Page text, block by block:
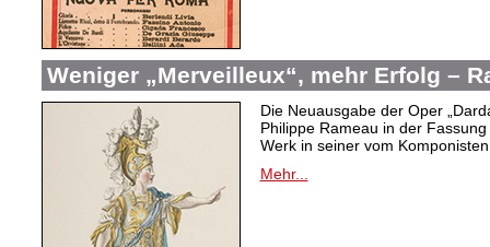
Weniger „Merveilleux“, mehr Erfolg –
Die Neuausgabe der Oper
Philippe Rameau in der
Werk in seiner vom
Mehr...